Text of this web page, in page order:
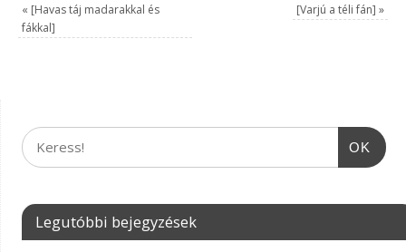
« [Havas táj madarakkal és
fákkal]
[Varjú a téli fán] »
OK
Legutóbbi bejegyzések